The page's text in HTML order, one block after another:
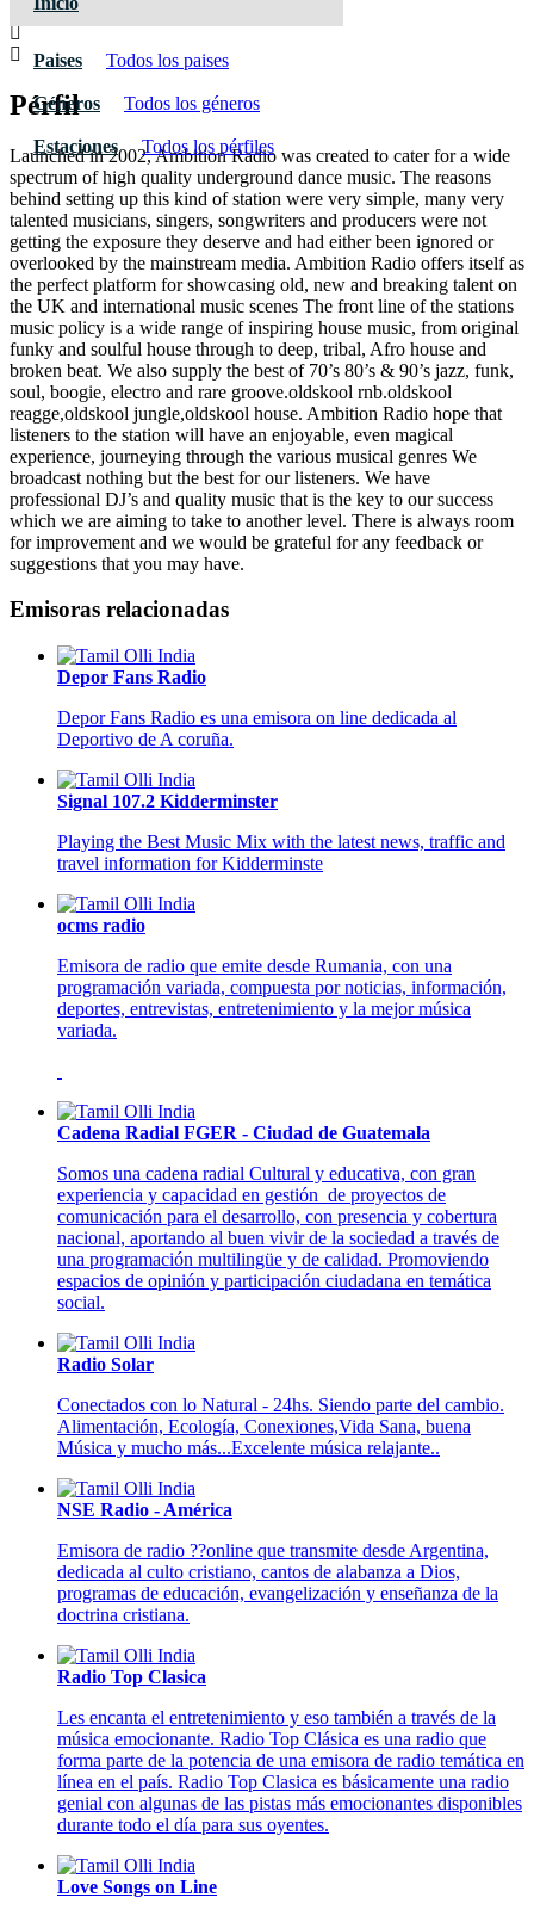
Paises Todos los paises
Géneros Todos los géneros
Estaciones Todos los pérfiles
Pérfil
Launched in 2002, Ambition Radio was created to cater for a wide
spectrum of high quality underground dance music. The reasons
behind setting up this kind of station were very simple, many very
talented musicians, singers, songwriters and producers were not
getting the exposure they deserve and had either been ignored or
overlooked by the mainstream media. Ambition Radio offers itself as
the perfect platform for showcasing old, new and breaking talent on
the UK and international music scenes The front line of the stations
music policy is a wide range of inspiring house music, from original
funky and soulful house through to deep, tribal, Afro house and
broken beat. We also supply the best of 70’s 80’s & 90’s jazz, funk,
soul, boogie, electro and rare groove.oldskool rnb.oldskool
reagge,oldskool jungle,oldskool house. Ambition Radio hope that
listeners to the station will have an enjoyable, even magical
experience, journeying through the various musical genres We
broadcast nothing but the best for our listeners. We have
professional DJ’s and quality music that is the key to our success
which we are aiming to take to another level. There is always room
for improvement and we would be grateful for any feedback or
suggestions that you may have.
Emisoras relacionadas
Depor Fans Radio
Depor Fans Radio es una emisora on line dedicada al
Deportivo de A coruña.
Signal 107.2 Kidderminster
Playing the Best Music Mix with the latest news, traffic and
travel information for Kidderminste
ocms radio
Emisora de radio que emite desde Rumania, con una
programación variada, compuesta por noticias, información,
deportes, entrevistas, entretenimiento y la mejor música
variada.
Cadena Radial FGER - Ciudad de Guatemala
Somos una cadena radial Cultural y educativa, con gran
experiencia y capacidad en gestión de proyectos de
comunicación para el desarrollo, con presencia y cobertura
nacional, aportando al buen vivir de la sociedad a través de
una programación multilingüe y de calidad. Promoviendo
espacios de opinión y participación ciudadana en temática
social.
Radio Solar
Conectados con lo Natural - 24hs. Siendo parte del cambio.
Alimentación, Ecología, Conexiones,Vida Sana, buena
Música y mucho más...Excelente música relajante..
NSE Radio - América
Emisora de radio ??online que transmite desde Argentina,
dedicada al culto cristiano, cantos de alabanza a Dios,
programas de educación, evangelización y enseñanza de la
doctrina cristiana.
Radio Top Clasica
Les encanta el entretenimiento y eso también a través de la
música emocionante. Radio Top Clásica es una radio que
forma parte de la potencia de una emisora de radio temática en
línea en el país. Radio Top Clasica es básicamente una radio
genial con algunas de las pistas más emocionantes disponibles
durante todo el día para sus oyentes.
Love Songs on Line